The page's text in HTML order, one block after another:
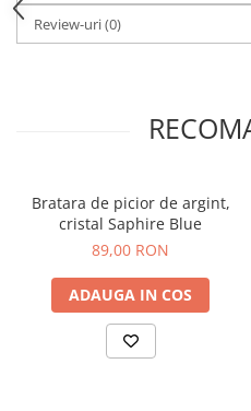
Review-uri(0)
Bratara de picior de argint,
cristal Saphire Blue
89,00 RON
ADAUGA IN COS